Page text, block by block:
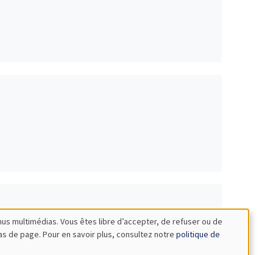
multimédias. Vous êtes libre d’accepter, de refuser ou de
de page. Pour en savoir plus, consultez notre politique de